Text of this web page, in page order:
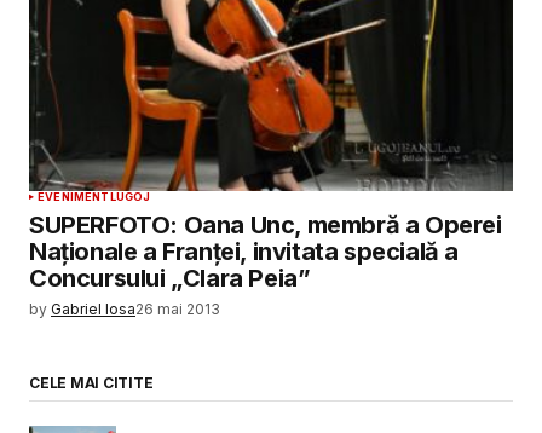
EVENIMENTLUGOJ
SUPERFOTO: Oana Unc, membră a Operei
Naţionale a Franţei, invitata specială a
Concursului „Clara Peia”
by Gabriel Iosa26 mai 2013
CELE MAI CITITE